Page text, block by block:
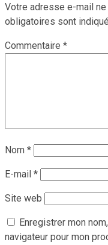
Votre adresse e-mail
obligatoires sont
Commentaire *
Nom *
E-mail *
Site web
Enregistrer mon
navigateur pour mon